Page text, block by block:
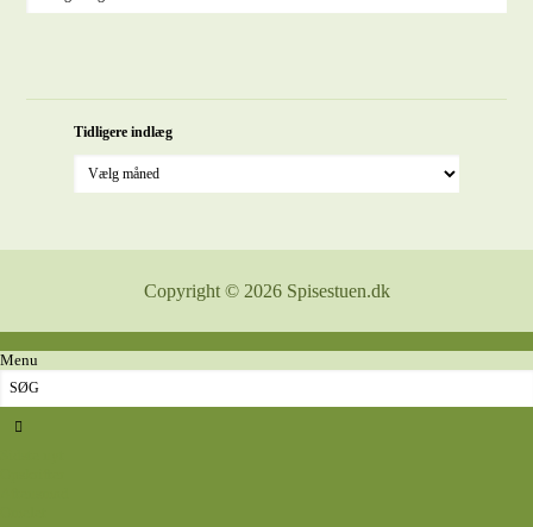
Tidligere indlæg
Copyright © 2026 Spisestuen.dk
Menu